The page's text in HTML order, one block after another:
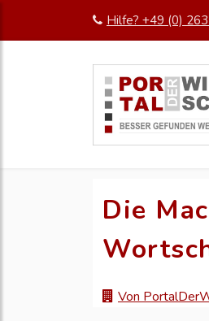
Hilfe? +49 (0)
Die
Von